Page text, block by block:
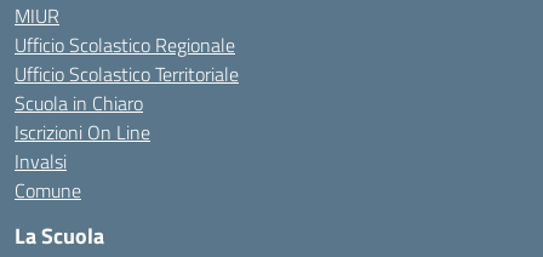
MIUR
Ufficio Scolastico Regionale
Ufficio Scolastico Territoriale
Scuola in Chiaro
Iscrizioni On Line
Invalsi
Comune
La Scuola